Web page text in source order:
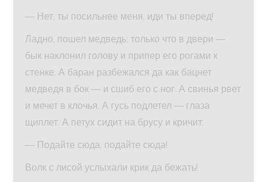
— Нет, ты посильнее меня, иди ты вперед!
Ладно, пошел медведь; только что в двери —
бык наклонил голову и припер его рогами к
стенке. А баран разбежался да как бацнет
медведя в бок — и сшиб его с ног. А свинья рвет
и мечет в клочья. А гусь подлетел — глаза
щиплет. А петух сидит на брусу и кричит:
— Подайте сюда, подайте сюда!
Волк с лисой услыхали крик да бежать!